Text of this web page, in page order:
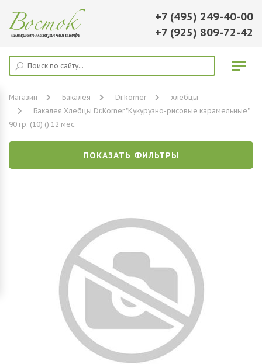
+7 (495) 249-40-00
+7 (925) 809-72-42
Магазин Бакалея Dr.korner
хлебцы
Бакалея Хлебцы Dr.Korner "Кукурузно-рисовые карамельные"
90 гр. (10) () 12 мес.
ПОКАЗАТЬ ФИЛЬТРЫ